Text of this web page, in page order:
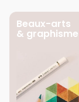
Beaux-arts
& graphisme